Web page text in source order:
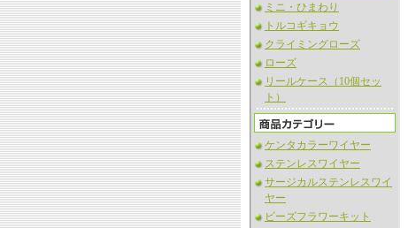
ミニ・ひまわり
トルコギキョウ
クライミングローズ
ローズ
リールケース（10個セッ
ト）
ケンタカラーワイヤー
ステンレスワイヤー
サージカルステンレスワイ
ヤー
ビーズフラワーキット